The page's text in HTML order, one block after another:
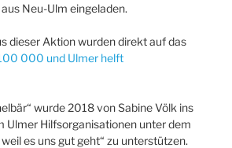
Neu-Ulm eingeladen.
dieser Aktion wurden direkt auf das
000 und Ulmer helft
wurde 2018 von Sabine Völk ins
Ulmer Hilfsorganisationen unter dem
es uns gut geht“ zu unterstützen.